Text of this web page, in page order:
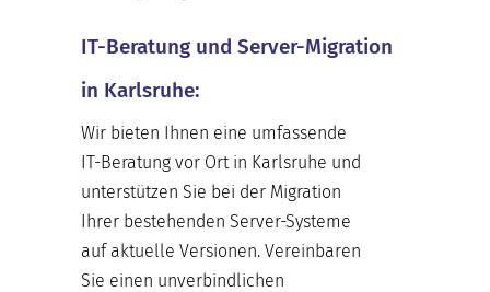
IT-Beratung und Server-Migration
in Karlsruhe:
Wir bieten Ihnen eine umfassende
IT-Beratung vor Ort in Karlsruhe und
unterstützen Sie bei der Migration
Ihrer bestehenden Server-Systeme
auf aktuelle Versionen. Vereinbaren
Sie einen unverbindlichen